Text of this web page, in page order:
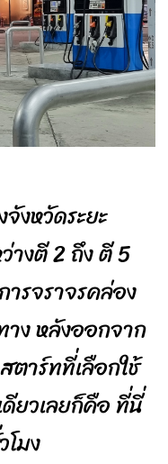
งหวัดระยะ
างตี 2 ถึง ตี 5
ารจราจรคล่อง
ง หลังออกจาก
ตาร์ทที่เลือกใช้
ยวเลยก็คือ ที่นี่
มง